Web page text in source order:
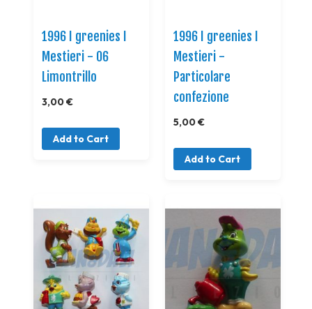
1996 I greenies I
Mestieri - 06
Limontrillo
3,00 €
Add to Cart
1996 I greenies I
Mestieri -
Particolare
confezione
5,00 €
Add to Cart